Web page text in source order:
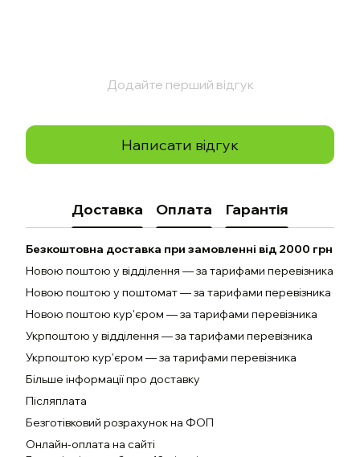
Додайте перший відгук
Написати відгук
Доставка Оплата Гарантія
Безкоштовна доставка при замовленні від 2000 грн
Новою поштою у відділення — за тарифами перевізника
Новою поштою у поштомат — за тарифами перевізника
Новою поштою кур'єром — за тарифами перевізника
Укрпоштою у відділення — за тарифами перевізника
Укрпоштою кур'єром — за тарифами перевізника
Більше інформації про доставку
Післяплата
Безготівковий розрахунок на ФОП
Онлайн-оплата на сайті